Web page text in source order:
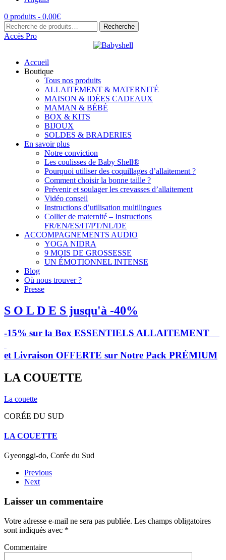
0 produits - 0,00€
Recherche
pour :
Recherche
Accès Pro
Accueil
Boutique
Tous nos produits
ALLAITEMENT & MATERNITÉ
MAISON & IDÉES CADEAUX
MAMAN & BÉBÉ
BOX & KITS
BIJOUX
SOLDES & BRADERIES
En savoir plus
Notre conviction
Les coulisses de Baby Shell®
Pourquoi utiliser des coquillages d’allaitement ?
Comment choisir la bonne taille ?
Prévenir et soulager les crevasses d’allaitement
Vidéo conseil
Instructions d’utilisation multilingues
Collier de maternité – Instructions
FR/EN/ES/IT/PT/NL/DE
ACCOMPAGNEMENTS AUDIO
YOGA NIDRA
9 MOIS DE GROSSESSE
UN ÉMOTIONNEL INTENSE
Blog
Où nous trouver ?
Presse
S O L D E S jusqu'à -40%
-15% sur la Box ESSENTIELS ALLAITEMENT
et Livraison OFFERTE sur Notre Pack PRÉMIUM
LA COUETTE
La couette
CORÉE DU SUD
LA COUETTE
Gyeonggi-do, Corée du Sud
Previous
Next
Laisser un commentaire
Votre adresse e-mail ne sera pas publiée. Les champs obligatoires
sont indiqués avec *
Commentaire